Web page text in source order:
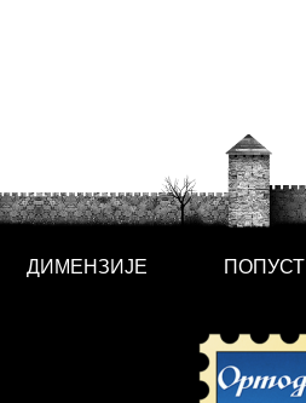
ДИМЕНЗИЈЕ ПОПУСТ